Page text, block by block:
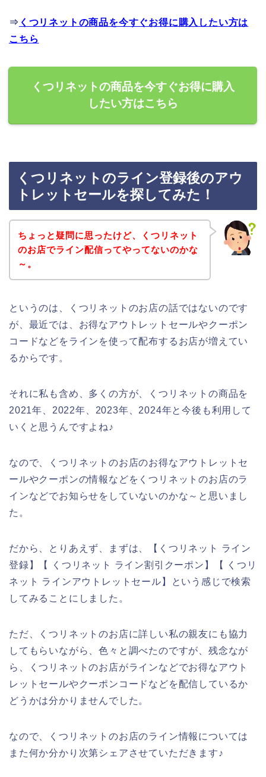
⇒ くつリネットの商品を今すぐお得に購入したい方は
こちら
くつリネットの商品を今すぐお得に購入
したい方はこちら
くつリネットのライン登録後のアウ
トレットセールを探してみた！
ちょっと疑問に思ったけど、くつリネット
のお店でライン配信ってやってないのかな
～。
というのは、くつリネットのお店の話ではないのです
が、最近では、お得なアウトレットセールやクーポン
コードなどをラインを使って配布するお店が増えてい
るからです。
それに私も含め、多くの方が、くつリネットの商品を
2021年、2022年、2023年、2024年と今後も利用して
いくと思うんですよね♪
なので、くつリネットのお店のお得なアウトレットセ
ールやクーポンの情報などをくつリネットのお店のラ
インなどでお知らせをしていないのかな～と思いまし
た。
だから、とりあえず、まずは、【くつリネット ライン
登録】【 くつリネット ライン割引クーポン】【 くつリ
ネット ラインアウトレットセール】という感じで検索
してみることにしました。
ただ、くつリネットのお店に詳しい私の親友にも協力
してもらいながら、色々と調べたのですが、残念なが
ら、くつリネットのお店がラインなどでお得なアウト
レットセールやクーポンコードなどを配信しているか
どうかは分かりませんでした。
なので、くつリネットのお店のライン情報については
また何か分かり次第シェアさせていただきます♪